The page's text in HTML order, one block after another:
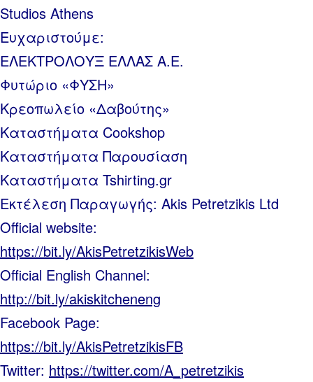
Studios Athens
Ευχαριστούμε:
ΕΛΕΚΤΡΟΛΟΥΞ ΕΛΛΑΣ Α.Ε.
Φυτώριο «ΦΥΣΗ»
Κρεοπωλείο «Δαβούτης»
Καταστήματα Cookshop
Καταστήματα Παρουσίαση
Καταστήματα Tshirting.gr
Εκτέλεση Παραγωγής: Akis Petretzikis Ltd
Official website:
https://bit.ly/AkisPetretzikisWeb
Official English Channel:
http://bit.ly/akiskitcheneng
Facebook Page:
https://bit.ly/AkisPetretzikisFB
Twitter: https://twitter.com/A_petretzikis